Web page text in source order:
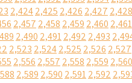
2,4242,425 2,426 2,427 2,428
2,457 2,458 2,459 2,460 2,461
2,490 2,4912,492 2,493
2,523 2,5242,525 2,526 2,527
2,556 2,557 2,558 2,559 2,560
2,589 2,590 2,5912,592